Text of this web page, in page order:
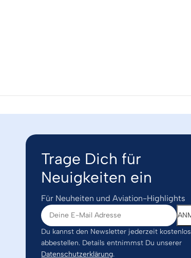
Trage Dich für
Neuigkeiten ein
Für Neuheiten und Aviation-Highlights
Du kannst den Newsletter jederzeit kostenlos
abbestellen. Details entnimmst Du unserer
Datenschutzerklärung.